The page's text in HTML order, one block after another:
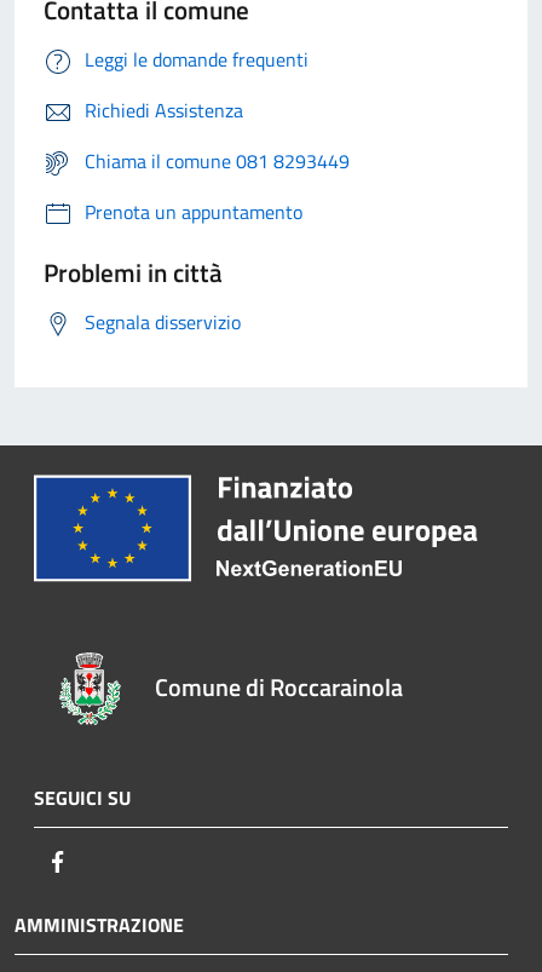
Contatta il comune
Leggi le domande frequenti
Richiedi Assistenza
Chiama il comune 081 8293449
Prenota un appuntamento
Problemi in città
Segnala disservizio
Comune di Roccarainola
SEGUICI SU
AMMINISTRAZIONE